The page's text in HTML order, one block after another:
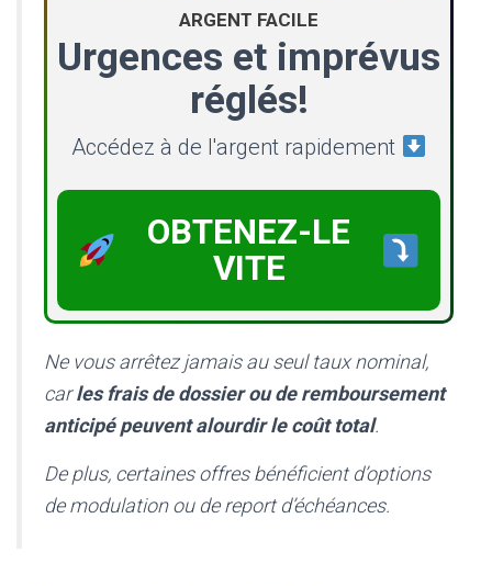
ARGENT FACILE
Urgences et imprévus
réglés!
Accédez à de l'argent rapidement
OBTENEZ-LE
VITE
Ne vous arrêtez jamais au seul taux nominal,
carles frais de dossier ou de remboursement
anticipé peuvent alourdir le coût total.
De plus, certaines offres bénéficient d’options
de modulation ou de report d’échéances.